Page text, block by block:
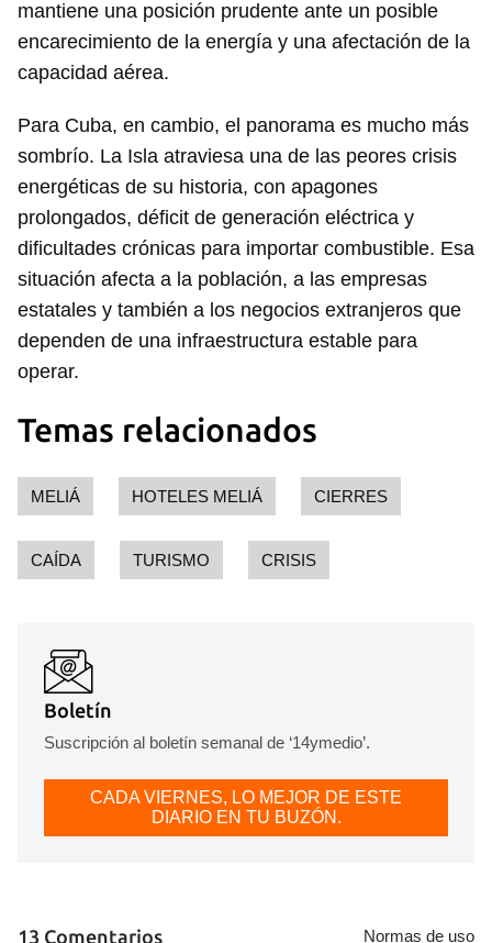
mantiene una posición prudente ante un posible
encarecimiento de la energía y una afectación de la
capacidad aérea.
Para Cuba, en cambio, el panorama es mucho más
sombrío. La Isla atraviesa una de las peores crisis
energéticas de su historia, con apagones
prolongados, déficit de generación eléctrica y
dificultades crónicas para importar combustible. Esa
situación afecta a la población, a las empresas
estatales y también a los negocios extranjeros que
dependen de una infraestructura estable para
operar.
Temas relacionados
MELIÁ HOTELES MELIÁ CIERRES
CAÍDA TURISMO CRISIS
Boletín
Suscripción al boletín semanal de ‘14ymedio’.
CADA VIERNES, LO MEJOR DE ESTE
DIARIO EN TU BUZÓN.
13 Comentarios Normas de uso